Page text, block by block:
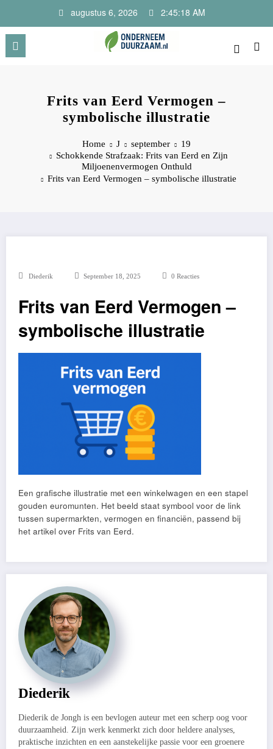
de
inhoud
augustus 6, 2026 2:45:18 AM
Frits van Eerd Vermogen –
symbolische illustratie
Home J september
19
Schokkende Strafzaak: Frits van Eerd en Zijn
Miljoenenvermogen Onthuld
Frits van Eerd Vermogen – symbolische illustratie
Diederik September 18, 2025 0 Reacties
Frits van Eerd Vermogen –
symbolische illustratie
Een grafische illustratie met een winkelwagen en een stapel
gouden euromunten. Het beeld staat symbool voor de link
tussen supermarkten, vermogen en financiën, passend bij
het artikel over Frits van Eerd.
Diederik
Diederik de Jongh is een bevlogen auteur met een scherp oog voor
duurzaamheid. Zijn werk kenmerkt zich door heldere analyses,
praktische inzichten en een aanstekelijke passie voor een groenere